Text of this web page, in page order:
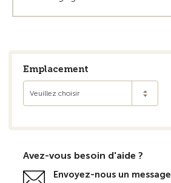
Emplacement
Veuillez choisir
Avez-vous besoin d'aide ?
Envoyez-nous un message